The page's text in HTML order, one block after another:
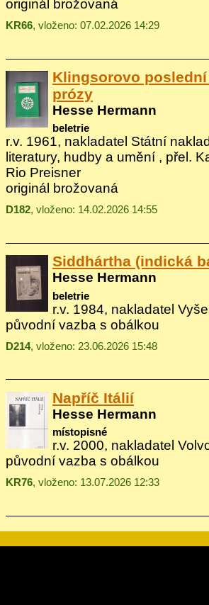
originál brožovaná
KR66, vloženo: 07.02.2026 14:29
Klingsorovo
prózy
Hesse Hermann
beletrie
r.v. 1961, nakladatel Státní
literatury, hudby a umění , přel.
Rio Preisner
originál brožovaná
D182, vloženo: 14.02.2026 14:55
Siddhártha (indická
Hesse Hermann
beletrie
r.v. 1984, nakladatel
původní vazba s obálkou
D214, vloženo: 23.06.2026 15:48
Napříč Itálií
Hesse Hermann
místopisné
r.v. 2000, nakladatel
původní vazba s obálkou
KR76, vloženo: 13.07.2026 12:33